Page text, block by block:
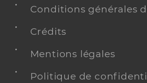
Conditions générales
Crédits
Mentions légales
Politique de